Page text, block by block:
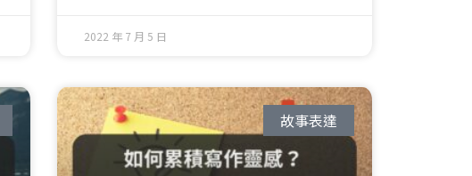
2022 年 7 月 5 日
故事表達